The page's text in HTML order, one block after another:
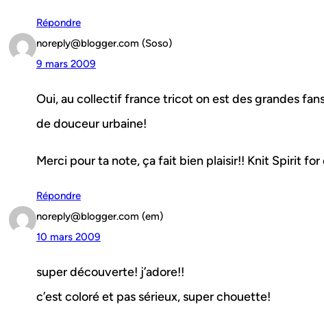
Répondre
noreply@blogger.com (Soso)
9 mars 2009
Oui, au collectif france tricot on est des grandes
de douceur urbaine!
Merci pour ta note, ça fait bien plaisir!! Knit Spirit for
Répondre
noreply@blogger.com (em)
10 mars 2009
super découverte! j’adore!!
c’est coloré et pas sérieux, super chouette!